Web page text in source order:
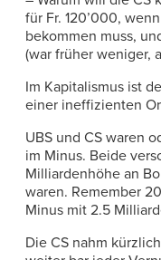
für Fr. 120’000,
bekommen muss,
(war früher weniger,
Im Kapitalismus ist
einer ineffizienten
UBS und CS waren
im Minus. Beide
Milliardenhöhe an
waren. Remember
Minus mit 2.5
Die CS nahm